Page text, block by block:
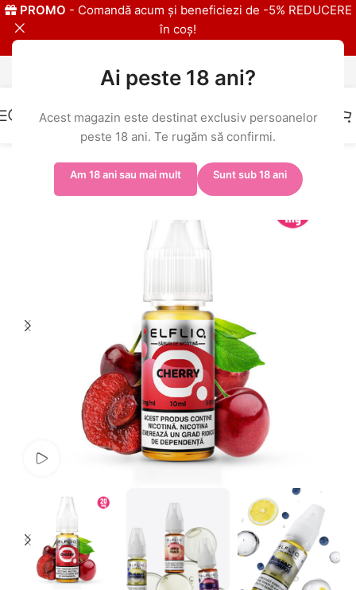
Ai peste 18 ani?
Acest magazin este destinat exclusiv persoanelor
peste 18 ani. Te rugăm să confirmi.
Am 18 ani sau mai mult Sunt sub 18 ani
PROMO - Comandă acum și beneficiezi de -5% REDUCERE
în coș!
IMPORTATOR EXLCUSIV ELFBAR
Shop/ELFBAR ELFLIQ/ELFLIQ 20mg